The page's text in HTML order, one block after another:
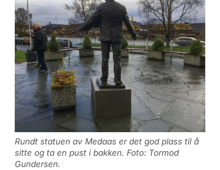
Rundt statuen av Medaas er det god plass til å
sitte og ta en pust i bakken. Foto: Tormod
Gundersen.